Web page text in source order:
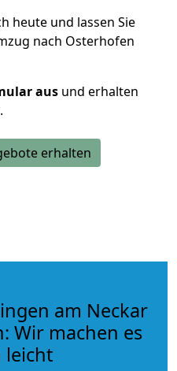
heute und lassen Sie
nach Osterhofen
aus und erhalten
erhalten
am Neckar
Wir machen es
leicht